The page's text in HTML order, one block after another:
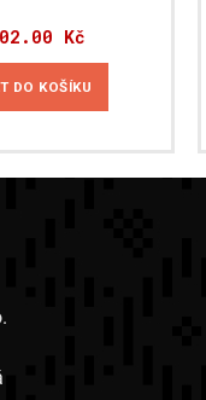
Kč
DO KOŠÍKU